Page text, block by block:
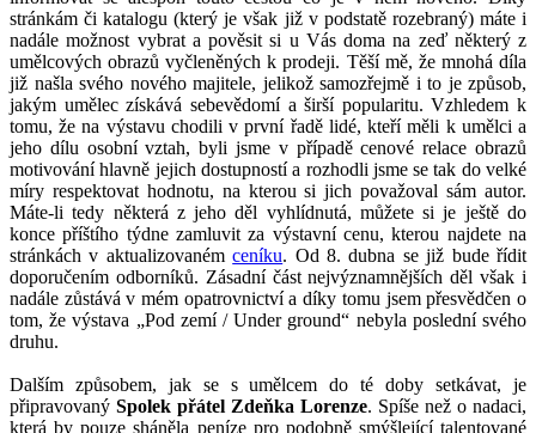
stránkám či katalogu (který je však již v podstatě rozebraný) máte i
nadále možnost vybrat a pověsit si u Vás doma na zeď některý z
umělcových obrazů vyčleněných k prodeji. Těší mě, že mnohá díla
již našla svého nového majitele, jelikož samozřejmě i to je způsob,
jakým umělec získává sebevědomí a širší popularitu. Vzhledem k
tomu, že na výstavu chodili v první řadě lidé, kteří měli k umělci a
jeho dílu osobní vztah, byli jsme v případě cenové relace obrazů
motivování hlavně jejich dostupností a rozhodli jsme se tak do velké
míry respektovat hodnotu, na kterou si jich považoval sám autor.
Máte-li tedy některá z jeho děl vyhlídnutá, můžete si je ještě do
konce příštího týdne zamluvit za výstavní cenu, kterou najdete na
stránkách v aktualizovanémceníku. Od 8. dubna se již bude řídit
doporučením odborníků. Zásadní část nejvýznamnějších děl však i
nadále zůstává v mém opatrovnictví a díky tomu jsem přesvědčen o
tom, že výstava „Pod zemí / Under ground“ nebyla poslední svého
druhu.
Dalším způsobem, jak se s umělcem do té doby setkávat, je
připravovaný Spolek přátel Zdeňka Lorenze. Spíše než o nadaci,
která by pouze sháněla peníze pro podobně smýšlející talentované